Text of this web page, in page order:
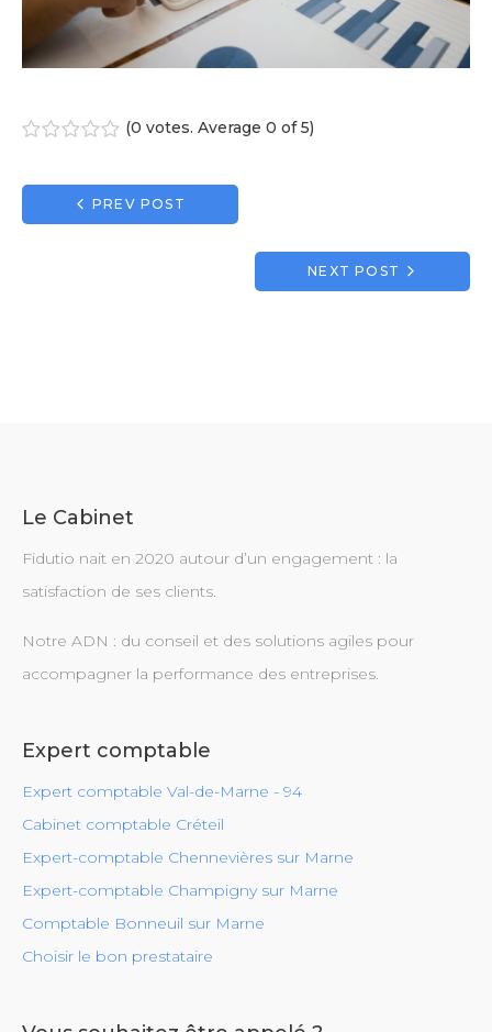
(0 votes. Average 0 of 5)
Navigation
de
PREV POST
NEXT POST
Le Cabinet
Fidutio nait en 2020 autour d’un engagement : la
satisfaction de ses clients.
Notre ADN : du conseil et des solutions agiles pour
accompagner la performance des entreprises.
Expert comptable
Expert comptable Val-de-Marne - 94
Cabinet comptable Créteil
Expert-comptable Chennevières sur Marne
Expert-comptable Champigny sur Marne
Comptable Bonneuil sur Marne
Choisir le bon prestataire